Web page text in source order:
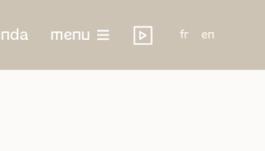
menu fr en